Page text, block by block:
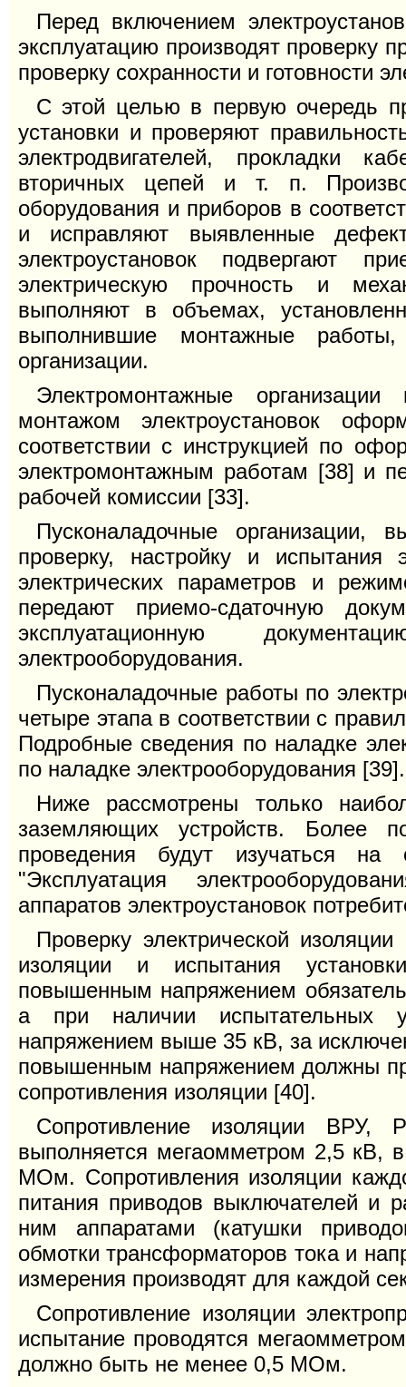
Перед включением
эксплуатацию производят проверку
проверку сохранности и готовности
С этой целью в первую очередь
установки и проверяют
электродвигателей, прокладки
вторичных цепей и т. п.
оборудования и приборов в
и исправляют выявленные
электроустановок подвергают
электрическую прочность и
выполняют в объемах,
выполнившие монтажные работы,
организации.
Электромонтажные
монтажом электроустановок
соответствии с инструкцией по
электромонтажным работам [38] и
рабочей комиссии [33].
Пусконаладочные организации,
проверку, настройку и испытания
электрических параметров и
передают приемо-сдаточную
эксплуатационную
электрооборудования.
Пусконаладочные работы по
четыре этапа в соответствии с
Подробные сведения по наладке
по наладке электрооборудования [39].
Ниже рассмотрены только
заземляющих устройств. Более
проведения будут изучаться
"Эксплуатация
аппаратов электроустановок
Проверку электрической
изоляции и испытания
повышенным напряжением
а при наличии испытательных
напряжением выше 35 кВ, за
повышенным напряжением должны
сопротивления изоляции [40].
Сопротивление изоляции ВРУ,
выполняется мегаомметром 2,5 кВ,
МОм. Сопротивления изоляции
питания приводов выключателей и
ним аппаратами (катушки
обмотки трансформаторов тока и
измерения производят для каждой
Сопротивление изоляции
испытание проводятся
должно быть не менее 0,5 МОм.